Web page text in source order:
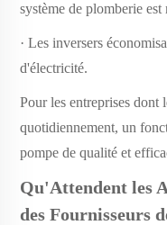
système de plomberie est
· Les inversers
d'électricité.
Pour les entreprises dont
quotidiennement, un
pompe de qualité et
Qu'Attendent les
des Fournisseurs